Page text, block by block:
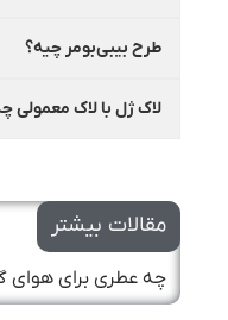
طرح بیبی‌بومر چیه؟
لاک ژل با لاک معمولی
مقالات بیشتر
چه عطری برای هوای